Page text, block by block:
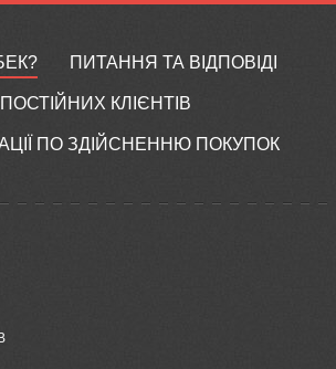
ПИТАННЯ ТА ВІДПОВІДІ
КЛІЄНТІВ
ПО ЗДІЙСНЕННЮ ПОКУПОК